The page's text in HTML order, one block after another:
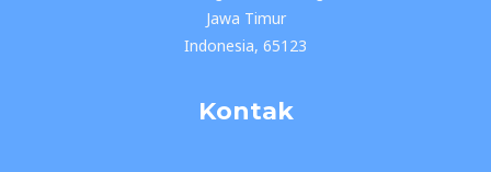
Jawa Timur
Indonesia, 65123
Kontak